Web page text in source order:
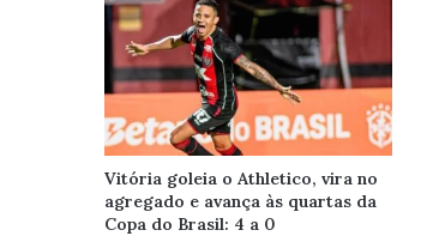
Vitória goleia o Athletico, vira no
agregado e avança às quartas da
Copa do Brasil: 4 a 0